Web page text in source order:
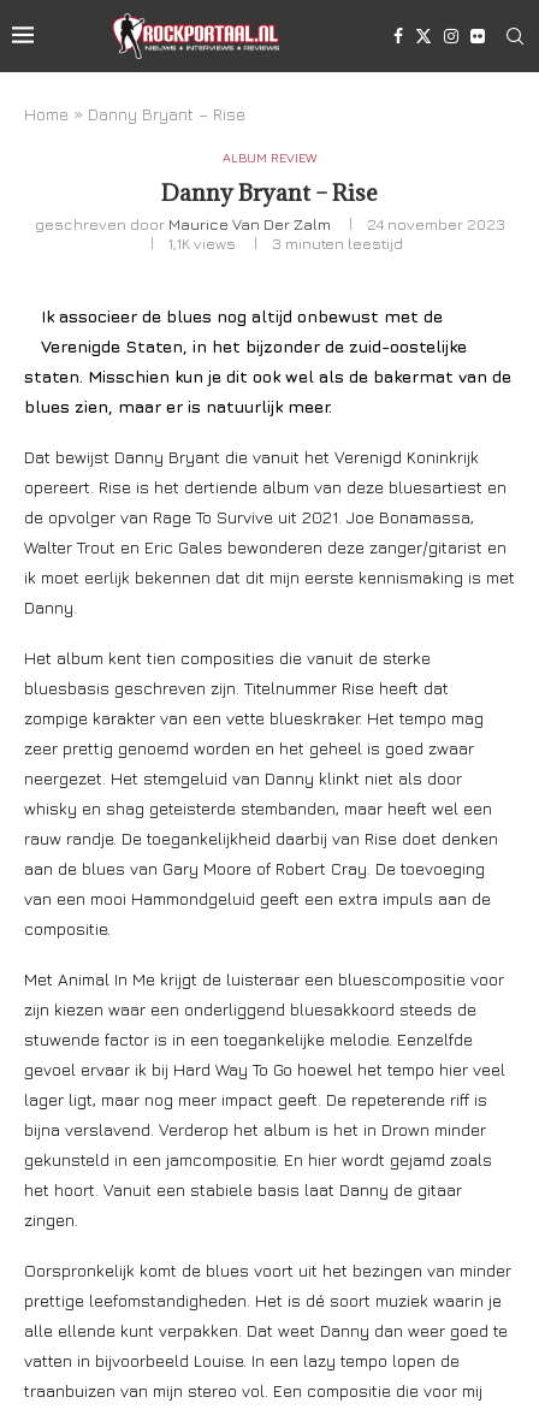
Home » Danny Bryant – Rise
ALBUM REVIEW
Danny Bryant – Rise
geschreven door Maurice Van Der Zalm
24 november 2023
1,1K views 3 minuten leestijd
Ik associeer de blues nog altijd onbewust met de
Verenigde Staten, in het bijzonder de zuid-oostelijke
staten. Misschien kun je dit ook wel als de bakermat van de
blues zien, maar er is natuurlijk meer.
Dat bewijst Danny Bryant die vanuit het Verenigd Koninkrijk
opereert. Rise is het dertiende album van deze bluesartiest en
de opvolger van Rage To Survive uit 2021. Joe Bonamassa,
Walter Trout en Eric Gales bewonderen deze zanger/gitarist en
ik moet eerlijk bekennen dat dit mijn eerste kennismaking is met
Danny.
Het album kent tien composities die vanuit de sterke
bluesbasis geschreven zijn. Titelnummer Rise heeft dat
zompige karakter van een vette blueskraker. Het tempo mag
zeer prettig genoemd worden en het geheel is goed zwaar
neergezet. Het stemgeluid van Danny klinkt niet als door
whisky en shag geteisterde stembanden, maar heeft wel een
rauw randje. De toegankelijkheid daarbij van Rise doet denken
aan de blues van Gary Moore of Robert Cray. De toevoeging
van een mooi Hammondgeluid geeft een extra impuls aan de
compositie.
Met Animal In Me krijgt de luisteraar een bluescompositie voor
zijn kiezen waar een onderliggend bluesakkoord steeds de
stuwende factor is in een toegankelijke melodie. Eenzelfde
gevoel ervaar ik bij Hard Way To Go hoewel het tempo hier veel
lager ligt, maar nog meer impact geeft. De repeterende riff is
bijna verslavend. Verderop het album is het in Drown minder
gekunsteld in een jamcompositie. En hier wordt gejamd zoals
het hoort. Vanuit een stabiele basis laat Danny de gitaar
zingen.
Oorspronkelijk komt de blues voort uit het bezingen van minder
prettige leefomstandigheden. Het is dé soort muziek waarin je
alle ellende kunt verpakken. Dat weet Danny dan weer goed te
vatten in bijvoorbeeld Louise. In een lazy tempo lopen de
traanbuizen van mijn stereo vol. Een compositie die voor mij